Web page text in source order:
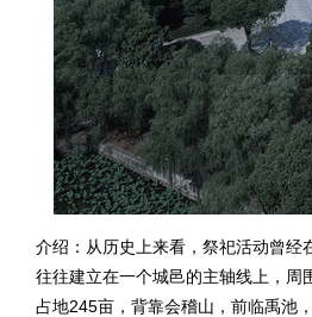
介绍：从历史上来看，祭祀活动曾经
往往建立在一个城邑的主轴线上，周
占地245亩，背靠会稽山，前临禹池